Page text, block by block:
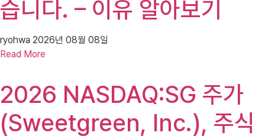
습니다. – 이유 알아보기
ryohwa 2026년 08월 08일
Read More
2026 NASDAQ:SG 주가
(Sweetgreen, Inc.), 주식